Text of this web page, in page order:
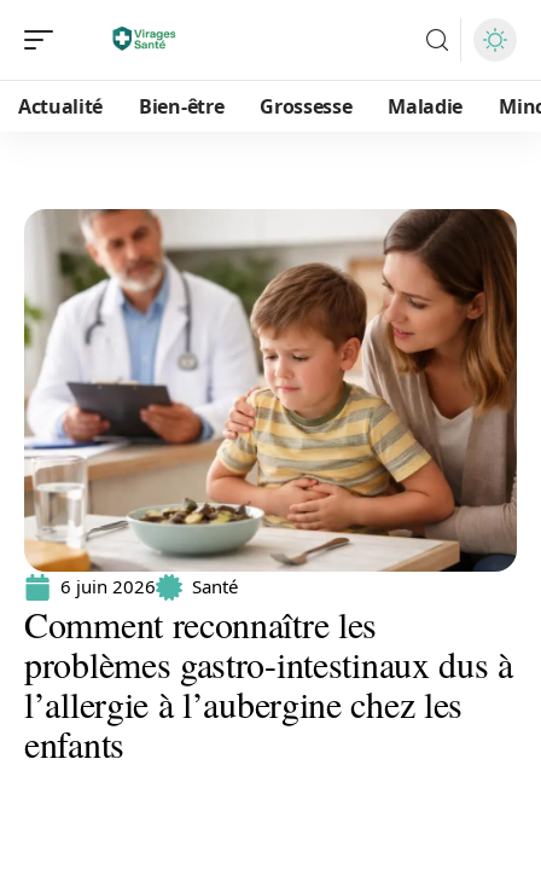
Actualité Bien-être Grossesse Maladie
6 juin 2026 Santé
Comment reconnaître les
problèmes gastro-intestinaux dus à
l’allergie à l’aubergine chez les
enfants